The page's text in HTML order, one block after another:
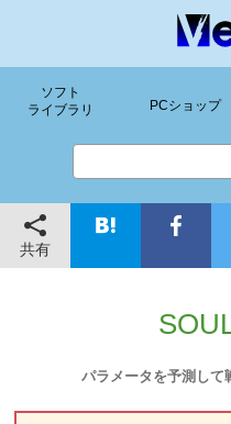
ソフト
ライブラリ
PCショップ
共有
パラメータを予測して